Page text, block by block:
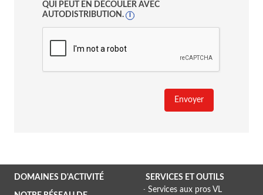
QUI PEUT EN DÉCOULER AVEC
AUTODISTRIBUTION.
Envoyer
DOMAINES D'ACTIVITÉ
SERVICES ET OUTILS
Services aux pros VL